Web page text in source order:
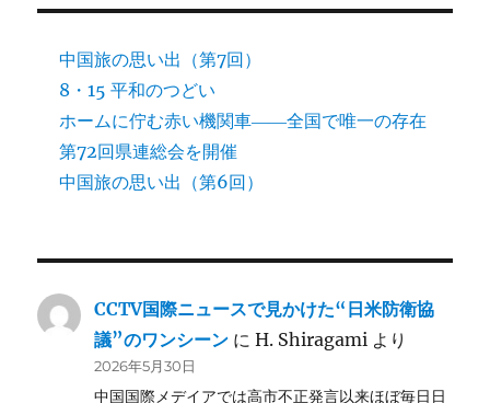
中国旅の思い出（第7回）
8・15 平和のつどい
ホームに佇む赤い機関車――全国で唯一の存在
第72回県連総会を開催
中国旅の思い出（第6回）
CCTV国際ニュースで見かけた“日米防衛協
議”のワンシーン にH. Shiragami より
2026年5月30日
中国国際メデイアでは高市不正発言以来ほぼ毎日日